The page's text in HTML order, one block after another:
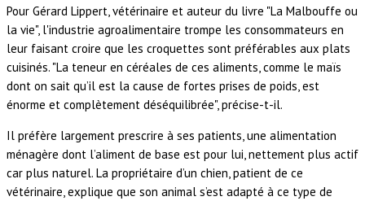
Pour Gérard Lippert, vétérinaire et auteur du livre "La Malbouffe ou
la vie", l'industrie agroalimentaire trompe les consommateurs en
leur faisant croire que les croquettes sont préférables aux plats
cuisinés. "La teneur en céréales de ces aliments, comme le maïs
dont on sait qu’il est la cause de fortes prises de poids, est
énorme et complètement déséquilibrée", précise-t-il.
Il préfère largement prescrire à ses patients, une alimentation
ménagère dont l’aliment de base est pour lui, nettement plus actif
car plus naturel. La propriétaire d’un chien, patient de ce
vétérinaire, explique que son animal s’est adapté à ce type de